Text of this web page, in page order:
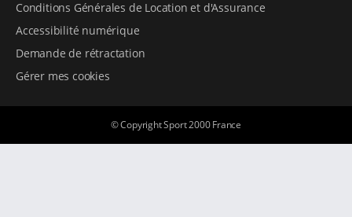
Conditions Générales de Location et d'Assurance
Accessibilité numérique
Demande de rétractation
Gérer mes cookies
© Copyright Sport 2000 France